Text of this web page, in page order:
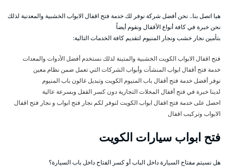
هيا اتصل بنا.. نحن أفضل شركة نوفر لك خدمة فتح اقفال الابواب الخشبية والمعدنية لذلك
نحن خبرة في كافة أنواع الأقفال ونقوم أيضاً
بتأمين نجار خشب ونجار المنيوم لتقديم كافة الخدمات التالية:
فتح اقفال الابواب الكويت الخشبية والمتينة لذلك نستخدم أفضل الأدوات والمعدات
خدمة فتح أقفال ابواب المنشآت وأبواب الشركات التي تعمل ضمن نظام معين
نوفر أفضل خدمة فتح أقفال باب المنيوم الكويت وتبديل غالون باب المنيوم
لدينا خبرة في فتح أقفال المحلات التجارية دون كسر القفل وبسرعة عالية
احصل على خدمة فتح اقفال ابواب الكويت لنوفر لكم نجار فتح ابواب و نجار فتح اقفال
الابواب وتركيب اقفال
فتح ابواب سيارات الكويت
هل نسيتم مفتاح السيارة داخل الباب أو كسر الفتاح داخل باب السيارة؟